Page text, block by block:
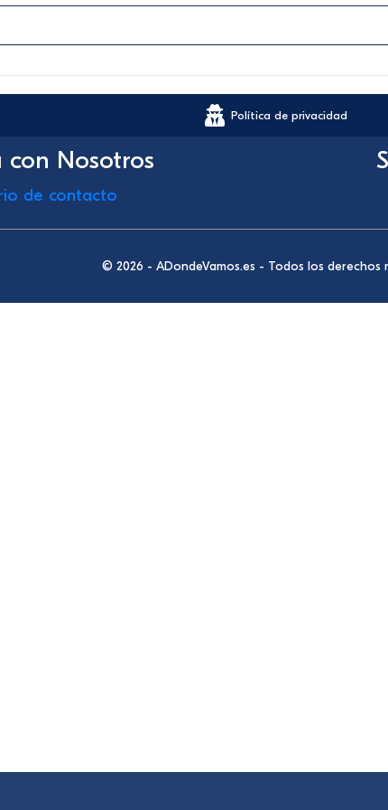
Política de privacidad
Nosotros
de contacto
© 2026 - ADondeVamos.es - Todos los derechos